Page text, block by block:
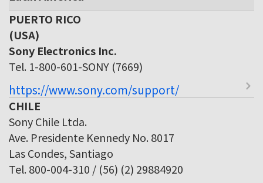
PUERTO RICO
(USA)
Sony Electronics Inc.
Tel. 1-800-601-SONY (7669)
https://www.sony.com/support/
CHILE
Sony Chile Ltda.
Ave. Presidente Kennedy No. 8017
Las Condes, Santiago
Tel. 800-004-310 / (56) (2) 29884920